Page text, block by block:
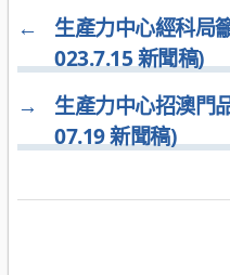
←
生產力中心經科局
023.7.15 新聞稿)
→
生產力中心招澳門
07.19 新聞稿)